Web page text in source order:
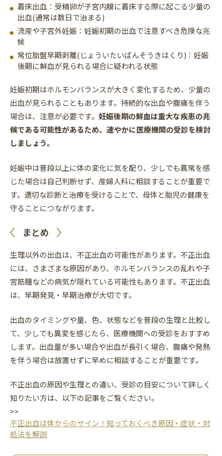
着床出血：受精卵が子宮内膜に着床する際に起こる少量の
出血(通常は数日で治まる)
流産や子宮外妊娠：妊娠初期の出血で注意すべき危険な兆
候
常位胎盤早期剥離(じょういたいばんそうきはくり)：妊娠
後期に鮮血が見られる場合に疑われる状態
妊娠初期はホルモンバランスが大きく変化するため、少量の
出血が見られることもあります。持続的な出血や腹痛を伴う
場合は、注意が必要です。 妊娠後期の鮮血は重大な疾患の兆
候である可能性があるため、速やかに医療機関の受診を検討
しましょう。
妊娠中は普段以上に体の変化に気を配り、少しでも異常を感
じた場合は自己判断せず、産婦人科に相談することが重要で
す。適切な診断と治療を受けることで、母体と胎児の健康を
守ることにつながります。
まとめ
生理以外の出血は、不正出血の可能性があります。不正出血
には、さまざまな原因があり、ホルモンバランスの乱れや子
宮筋腫などの病気が隠れている可能性もあります。不正出血
は、早期発見・早期治療が大切です。
出血のタイミングや量、色、状態などを普段の生理と比較し
て、少しでも異変を感じたら、医療機関への受診をおすすめ
します。出血量が多い場合や出血が長引く場合、腹痛や発熱
を伴う場合は放置せずに早めに相談することが重要です。
不正出血の原因や生理との違い、受診の目安について詳しく
知りたい方は、以下の記事をご覧ください。
>>
不正出血は体からのサイン！知っておくべき原因・症状・対
処法を解説